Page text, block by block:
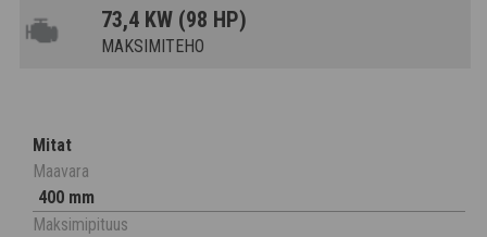
73,4 KW (98 HP)
MAKSIMITEHO
Mitat
Maavara
400 mm
Maksimipituus